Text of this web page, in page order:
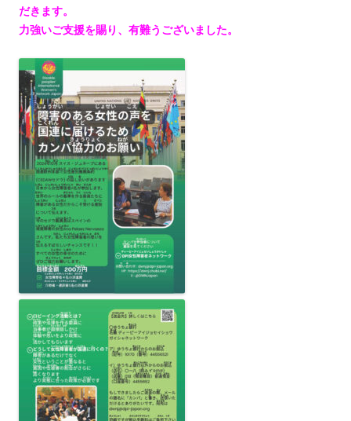
だきます。
力強いご支援を賜り、有難うございました。